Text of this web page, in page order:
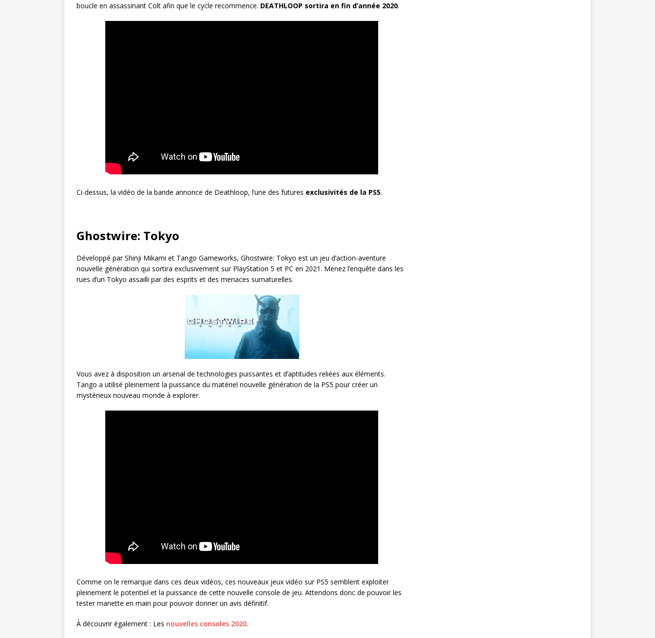
boucle en assassinant Colt afin que le cycle recommence. DEATHLOOP sortira en fin d’année 2020.
Ci-dessus, la vidéo de la bande annonce de Deathloop, l’une des futures exclusivités de la PS5.
Ghostwire: Tokyo
Développé par Shinji Mikami et Tango Gameworks, Ghostwire: Tokyo est un jeu d’action-aventure
nouvelle génération qui sortira exclusivement sur PlayStation 5 et PC en 2021. Menez l’enquête dans les
rues d’un Tokyo assailli par des esprits et des menaces surnaturelles.
Vous avez à disposition un arsenal de technologies puissantes et d’aptitudes reliées aux éléments.
Tango a utilisé pleinement la puissance du matériel nouvelle génération de la PS5 pour créer un
mystérieux nouveau monde à explorer.
Comme on le remarque dans ces deux vidéos, ces nouveaux jeux vidéo sur PS5 semblent exploiter
pleinement le potentiel et la puissance de cette nouvelle console de jeu. Attendons donc de pouvoir les
tester manette en main pour pouvoir donner un avis définitif.
À découvrir également : Les nouvelles consoles 2020.